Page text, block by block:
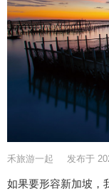
禾旅游一起 发布于
如果要形容新加坡，